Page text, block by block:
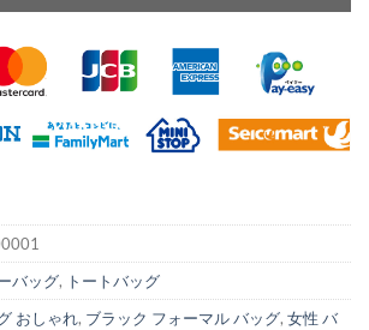
バッグ, トートバッグ
おしゃれ, ブラック フォーマル バッグ, 女性 バ